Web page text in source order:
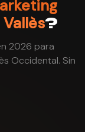
?
2026 para
Occidental. Sin